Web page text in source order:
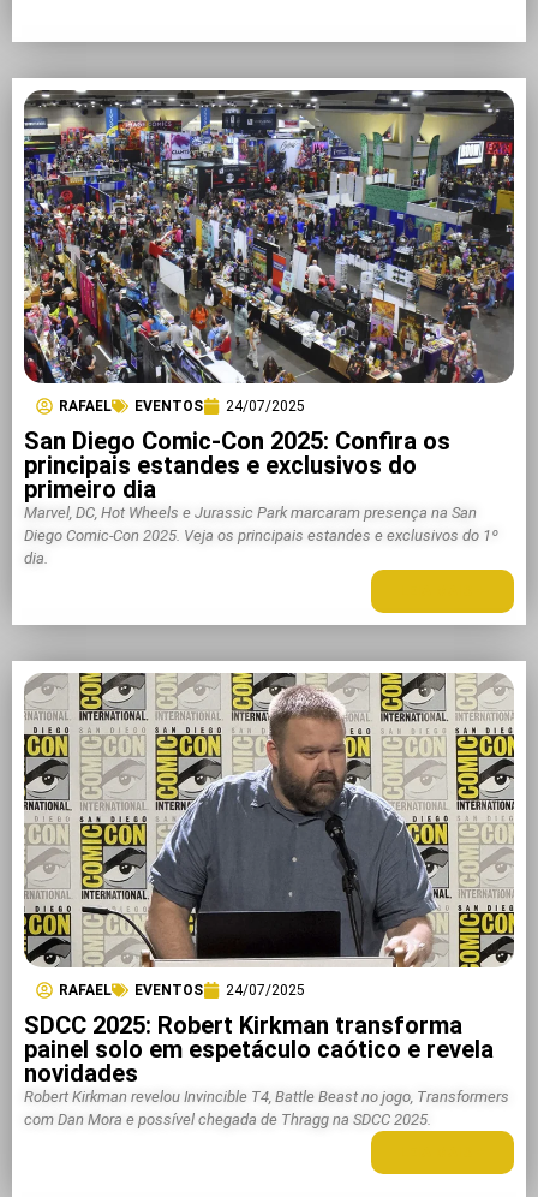
RAFAEL EVENTOS 24/07/2025
San Diego Comic-Con 2025: Confira os
principais estandes e exclusivos do
primeiro dia
Marvel, DC, Hot Wheels e Jurassic Park marcaram presença na San
Diego Comic-Con 2025. Veja os principais estandes e exclusivos do 1º
dia.
RAFAEL EVENTOS 24/07/2025
SDCC 2025: Robert Kirkman transforma
painel solo em espetáculo caótico e revela
novidades
Robert Kirkman revelou Invincible T4, Battle Beast no jogo, Transformers
com Dan Mora e possível chegada de Thragg na SDCC 2025.